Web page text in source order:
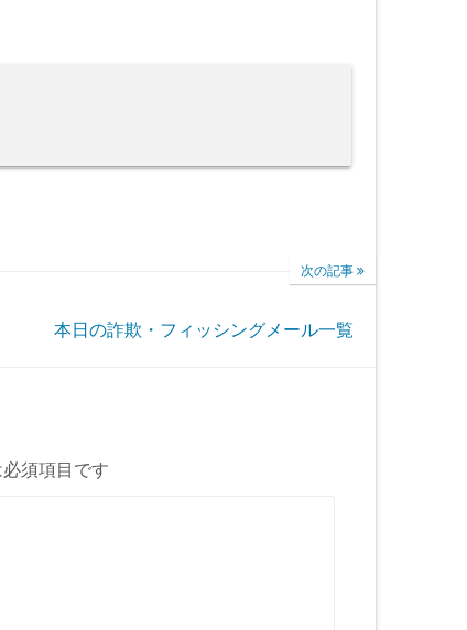
次の記事
本日の詐欺・フィッシングメール一覧
須項目です